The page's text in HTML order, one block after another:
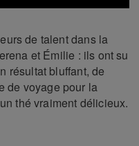
de talent dans la
et Émilie : ils ont su
résultat bluffant, de
de voyage pour la
thé vraiment délicieux.